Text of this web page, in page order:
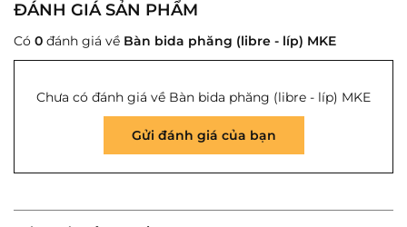
ĐÁNH GIÁ SẢN PHẨM
Có 0 đánh giá về Bàn bida phăng (libre - líp) MKE
Chưa có đánh giá về Bàn bida phăng (libre - líp) MKE
Gửi đánh giá của bạn